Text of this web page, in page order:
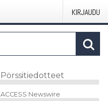
KIRJAUDU
Pörssitiedotteet
ACCESS Newswire